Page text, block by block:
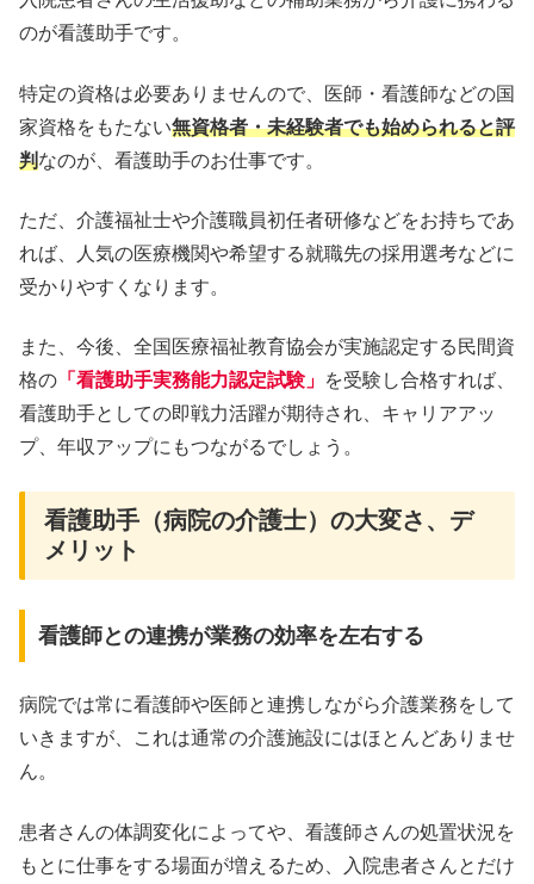
のが看護助手です。
特定の資格は必要ありませんので、医師・看護師などの国
家資格をもたない無資格者・未経験者でも始められると評
判なのが、看護助手のお仕事です。
ただ、介護福祉士や介護職員初任者研修などをお持ちであ
れば、人気の医療機関や希望する就職先の採用選考などに
受かりやすくなります。
また、今後、全国医療福祉教育協会が実施認定する民間資
格の 「看護助手実務能力認定試験」 を受験し合格すれば、
看護助手としての即戦力活躍が期待され、キャリアアッ
プ、年収アップにもつながるでしょう。
看護助手（病院の介護士）の大変さ、デ
メリット
看護師との連携が業務の効率を左右する
病院では常に看護師や医師と連携しながら介護業務をして
いきますが、これは通常の介護施設にはほとんどありませ
ん。
患者さんの体調変化によってや、看護師さんの処置状況を
もとに仕事をする場面が増えるため、入院患者さんとだけ